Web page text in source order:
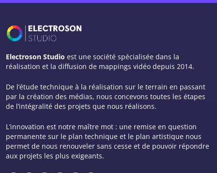
Electroson Studio est une société spécialisée dans la
réalisation et la diffusion de mappings vidéo depuis 2014.
De l’étude technique à la réalisation sur le terrain en passant
par la création des médias, nous concevons toutes les étapes
de l’intégralité des projets que nous réalisons.
L’innovation est notre maître mot : une remise en question
permanente sur le plan technique et le plan artistique nous
permet de nous renouveler sans cesse et de pouvoir répondre
aux projets les plus exigeants.